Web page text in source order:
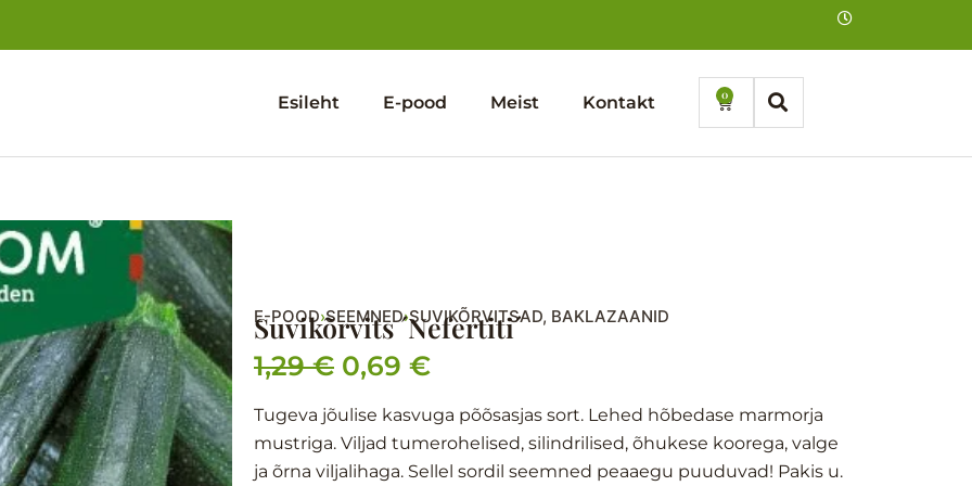
Esileht E-pood Meist Kontakt 0
Cart
E-POOD›SEEMNED›SUVIKÕRVITSAD, BAKLAZAANID
Suvikõrvits ´Nefertiti´
1,29€ Algne
hind
oli:
0,69 €Praegune
hind
on:
Tugeva jõulise kasvuga põõsasjas sort. Lehed hõbedase marmorja
mustriga. Viljad tumerohelised, silindrilised, õhukese koorega, valge
ja õrna viljalihaga. Sellel sordil seemned peaaegu puuduvad! Pakis u.